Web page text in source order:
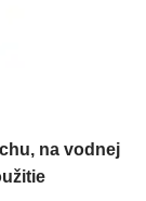
na vodnej